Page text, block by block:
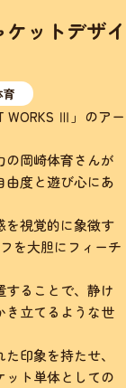
ットデザイ
WORKS Ⅲ」のアー
の岡崎体育さんが
由度と遊び心にあ
を視覚的に象徴す
を大胆にフィーチ
ることで、静け
き立てるような世
印象を持たせ、
ット単体としての